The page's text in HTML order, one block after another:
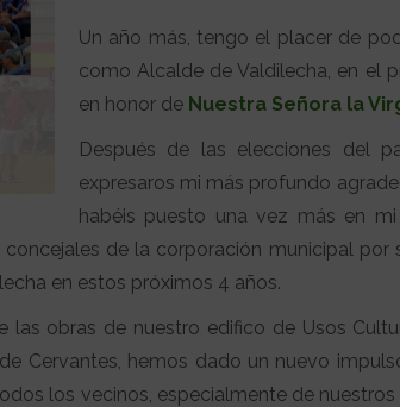
Un año más, tengo el placer de
como Alcalde de Valdilecha, en el
en honor de Nuestra Señora la
Después de las elecciones del
expresaros mi más profundo
habéis puesto una vez más en
de la corporación municipal por
en estos próximos 4 años.
obras de nuestro edifico de Usos
Cervantes, hemos dado un nuevo
los vecinos, especialmente de